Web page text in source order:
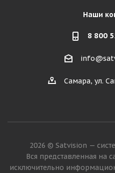
Наши
8 800
Самара, ул.
2026 © Satvision —
Вся представленная на
исключительно